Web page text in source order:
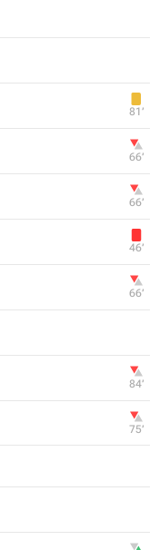
81‎’‎
66‎’‎
66‎’‎
46‎’‎
66‎’‎
84‎’‎
75‎’‎